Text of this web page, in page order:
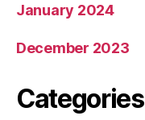
January 2024
December 2023
Categories